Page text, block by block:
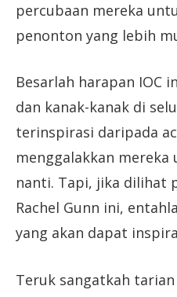
percubaan mereka
penonton yang lebih
Besarlah harapan IOC
dan kanak-kanak di
terinspirasi daripada
menggalakkan
nanti. Tapi, jika dilihat
Rachel Gunn ini,
yang akan dapat
Teruk sangatkah tarian